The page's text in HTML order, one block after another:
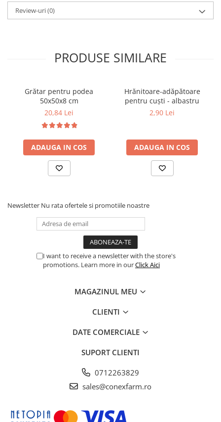
Review-uri(0)
PRODUSE SIMILARE
Grătar pentru podea
50x50x8 cm
20,84 Lei
ADAUGA IN COS
Hrănitoare-adăpătoare
pentru cuști - albastru
2,90 Lei
ADAUGA IN COS
Newsletter Nu rata ofertele si promotiile noastre
I want to receive a newsletter with the store's
promotions. Learn more in ourClick Aici
MAGAZINUL MEU
CLIENTI
DATE COMERCIALE
SUPORT CLIENTI
0712263829
sales@conexfarm.ro